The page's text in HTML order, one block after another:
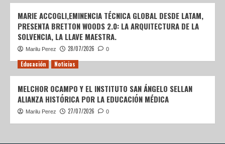
MARIE ACCOGLI,EMINENCIA TÉCNICA GLOBAL DESDE LATAM,
PRESENTA BRETTON WOODS 2.0: LA ARQUITECTURA DE LA
SOLVENCIA, LA LLAVE MAESTRA.
Marilu Perez 28/07/2026 0
Educación Noticias
MELCHOR OCAMPO Y EL INSTITUTO SAN ÁNGELO SELLAN
ALIANZA HISTÓRICA POR LA EDUCACIÓN MÉDICA
Marilu Perez 27/07/2026 0